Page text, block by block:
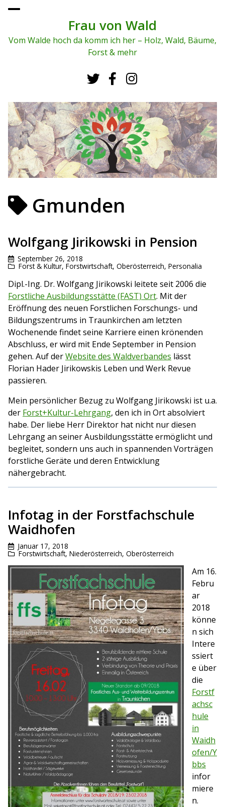
To
me
Frau von Wald
Vom Walde hoch da komm ich her – Holz, Wald, Bäume,
Forst & mehr
Gmunden
Wolfgang Jirikowski in Pension
September 26, 2018
Forst & Kultur, Forstwirtschaft, Oberösterreich, Personalia
Dipl.-Ing. Dr. Wolfgang Jirikowski leitete seit 2006 die
Forstliche Ausbildungsstätte (FAST) Ort. Mit der
Eröffnung des neuen Forstlichen Forschungs- und
Bildungszentrums in Traunkirchen am letzten
Wochenende findet seine Karriere einen krönenden
Abschluss, er wird mit Ende September in Pension
gehen. Auf derWebsite des Waldverbandes lässt
Florian Hader Jirikowskis Leben und Werk Revue
passieren.
Mein persönlicher Bezug zu Wolfgang Jirikowski ist u.a.
der Forst+Kultur-Lehrgang, den ich in Ort absolviert
habe. Der liebe Herr Direktor hat nicht nur diesen
Lehrgang an seiner Ausbildungsstätte ermöglicht und
begleitet, sondern uns auch in spannenden Vorträgen
forstliche Geräte und deren Entwicklung
nähergebracht.
Infotag in der Forstfachschule
Waidhofen
Januar 17, 2018
Forstwirtschaft, Niederösterreich, Oberösterreich
Am 16.
Febru
ar
2018
könne
n sich
Intere
ssiert
e über
die
Forstf
achsc
hule
in
Waidh
ofen/Y
bbs
infor
miere
n.